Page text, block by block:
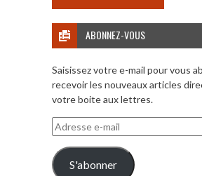
ABONNEZ-VOUS
Saisissez votre e-mail pour vous
recevoir les nouveaux articles
votre boite aux lettres.
Adresse
e-
mail
S'abonner